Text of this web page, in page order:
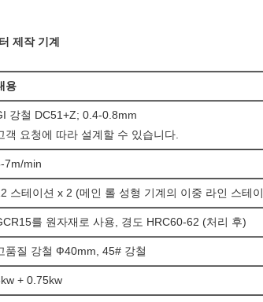
제작 기계
용
강철 DC51+Z; 0.4-0.8mm
객 요청에 따라 설계할 수 있습니다.
7m/min
스테이션 x 2 (메인 롤 성형 기계의 이중 라인 스테
를 원자재로 사용, 경도 HRC60-62 (처리 후)
품질 강철 Ф40mm, 45# 강철
+ 0.75kw